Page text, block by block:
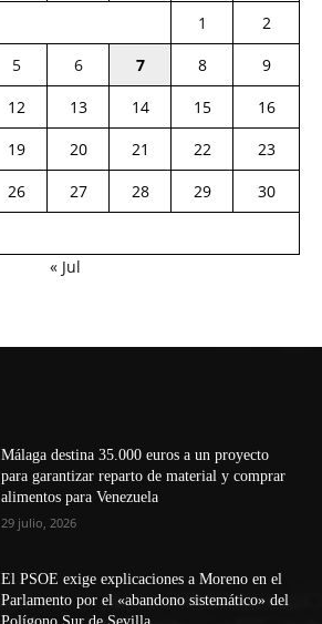
1
2
5 6 7 8
9
12 13 14 15
16
19 20 21 22
23
26 27 28 29
30
« Jul
Málaga destina 35.000 euros a un proyecto
para garantizar reparto de material y comprar
alimentos para Venezuela
29 julio, 2026
El PSOE exige explicaciones a Moreno en el
Parlamento por el «abandono sistemático» del